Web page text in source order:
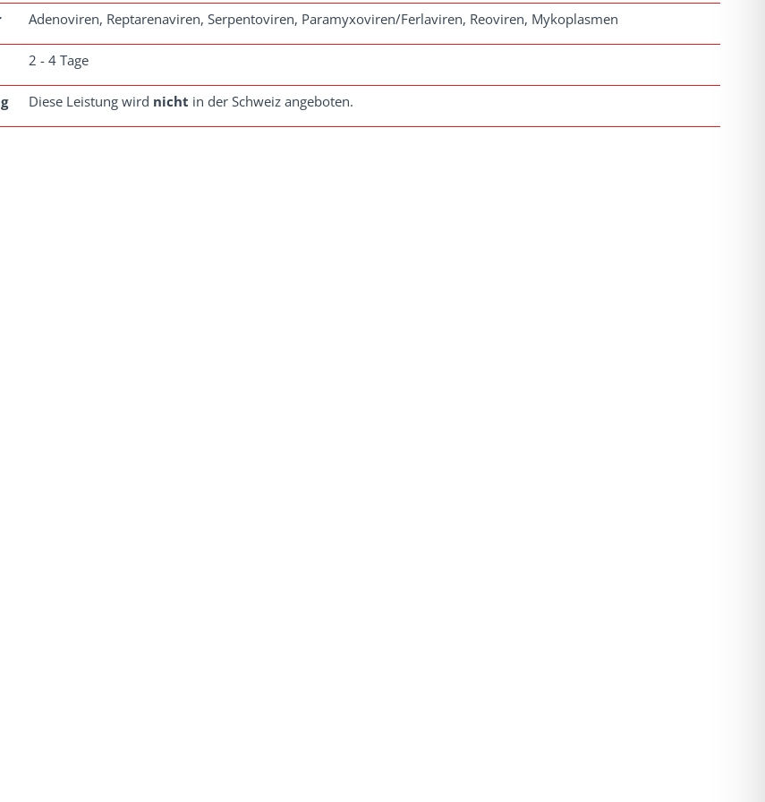
Adenoviren, Reptarenaviren, Serpentoviren, Paramyxoviren/Ferlaviren, Reoviren, Mykoplasmen
2 - 4 Tage
Diese Leistung wird nicht in der Schweiz angeboten.